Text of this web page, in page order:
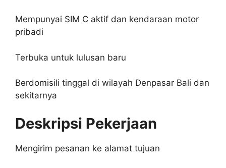
Mempunyai SIM C aktif dan kendaraan motor
pribadi
Terbuka untuk lulusan baru
Berdomisili tinggal di wilayah Denpasar Bali dan
sekitarnya
Deskripsi Pekerjaan
Mengirim pesanan ke alamat tujuan